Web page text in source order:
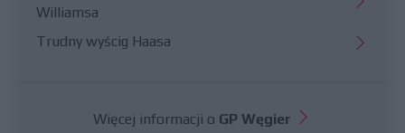
Williamsa
Trudny wyścig Haasa
Więcej informacji o GP Węgier